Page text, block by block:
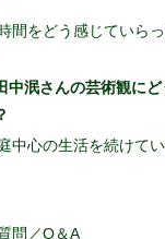
間をどう感じていら
中泯さんの芸術観にど
中心の生活を続けて
問／Q＆A